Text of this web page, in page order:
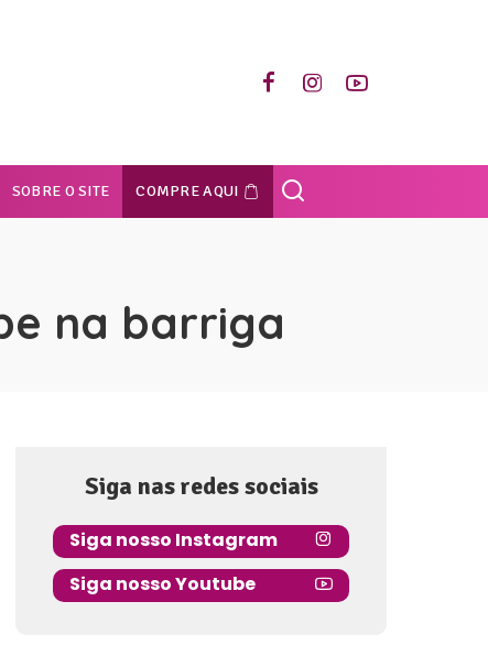
SOBRE O SITE COMPRE AQUI
na barriga
Siga nas redes sociais
Siga nosso Instagram
Siga nosso Youtube